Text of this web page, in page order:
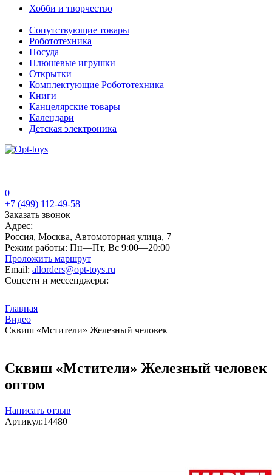
Хобби и творчество
Сопутствующие товары
Робототехника
Посуда
Плюшевые игрушки
Открытки
Комплектующие Робототехника
Книги
Канцелярские товары
Календари
Детская электроника
0
+7 (499) 112-49-58
Заказать звонок
Адрес:
Россия, Москва, Автомоторная улица, 7
Режим работы: Пн—Пт, Вс 9:00—20:00
Проложить маршрут
Email: allorders@opt-toys.ru
Соцсети и мессенджеры:
Главная
Видео
Сквиш «Мстители» Железный человек
Сквиш «Мстители» Железный человек
оптом
Написать отзыв
Артикул:14480